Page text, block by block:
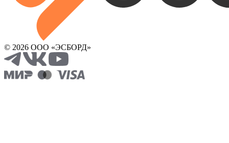
© 2026 ООО «ЭСБОРД»